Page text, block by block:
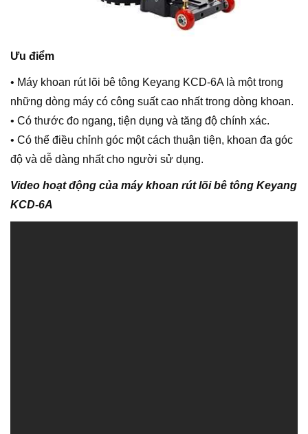
Ưu điểm
• Máy khoan rút lõi bê tông Keyang KCD-6A là một trong
những dòng máy có công suất cao nhất trong dòng khoan.
• Có thước đo ngang, tiện dụng và tăng độ chính xác.
• Có thể điều chỉnh góc một cách thuận tiện, khoan đa góc
độ và dễ dàng nhất cho người sử dụng.
Video hoạt động của máy khoan rút lõi bê tông Keyang
KCD-6A